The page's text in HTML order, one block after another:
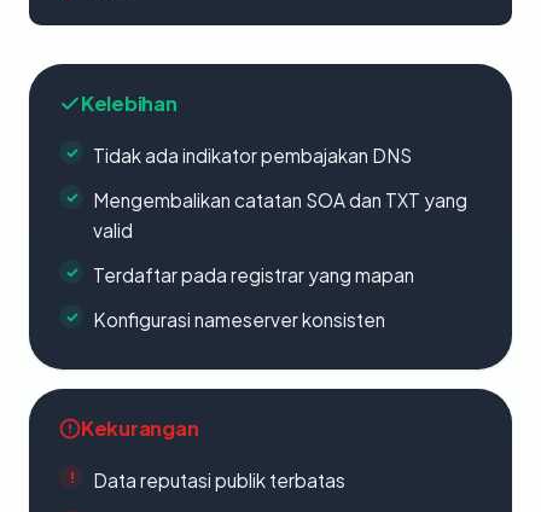
Kelebihan
Tidak ada indikator pembajakan DNS
Mengembalikan catatan SOA dan TXT yang
valid
Terdaftar pada registrar yang mapan
Konfigurasi nameserver konsisten
Kekurangan
Data reputasi publik terbatas